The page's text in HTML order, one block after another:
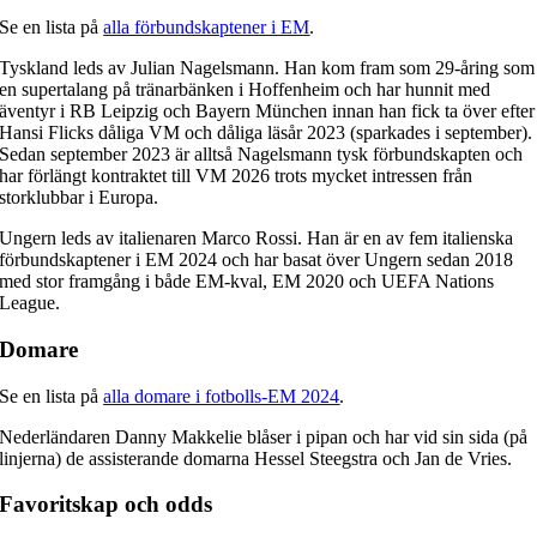
Se en lista påalla förbundskaptener i EM.
Tyskland leds av Julian Nagelsmann. Han kom fram som 29-åring som
en supertalang på tränarbänken i Hoffenheim och har hunnit med
äventyr i RB Leipzig och Bayern München innan han fick ta över efter
Hansi Flicks dåliga VM och dåliga läsår 2023 (sparkades i september).
Sedan september 2023 är alltså Nagelsmann tysk förbundskapten och
har förlängt kontraktet till VM 2026 trots mycket intressen från
storklubbar i Europa.
Ungern leds av italienaren Marco Rossi. Han är en av fem italienska
förbundskaptener i EM 2024 och har basat över Ungern sedan 2018
med stor framgång i både EM-kval, EM 2020 och UEFA Nations
League.
Domare
Se en lista påalla domare i fotbolls-EM 2024.
Nederländaren Danny Makkelie blåser i pipan och har vid sin sida (på
linjerna) de assisterande domarna Hessel Steegstra och Jan de Vries.
Favoritskap och odds